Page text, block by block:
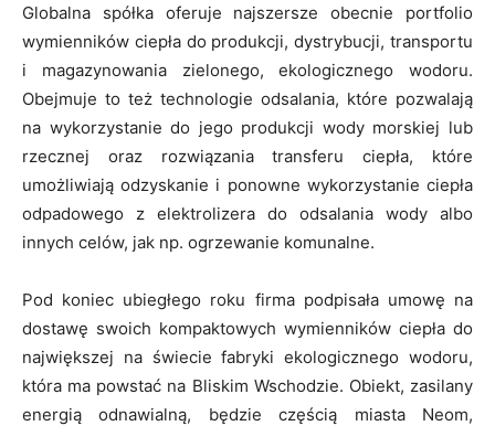
Globalna spółka oferuje najszersze obecnie portfolio
wymienników ciepła do produkcji, dystrybucji, transportu
i magazynowania zielonego, ekologicznego wodoru.
Obejmuje to też technologie odsalania, które pozwalają
na wykorzystanie do jego produkcji wody morskiej lub
rzecznej oraz rozwiązania transferu ciepła, które
umożliwiają odzyskanie i ponowne wykorzystanie ciepła
odpadowego z elektrolizera do odsalania wody albo
innych celów, jak np. ogrzewanie komunalne.
Pod koniec ubiegłego roku firma podpisała umowę na
dostawę swoich kompaktowych wymienników ciepła do
największej na świecie fabryki ekologicznego wodoru,
która ma powstać na Bliskim Wschodzie. Obiekt, zasilany
energią odnawialną, będzie częścią miasta Neom,